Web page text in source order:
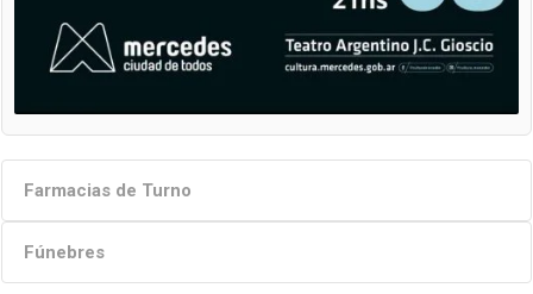
Farmacias de Turno
Fúnebres